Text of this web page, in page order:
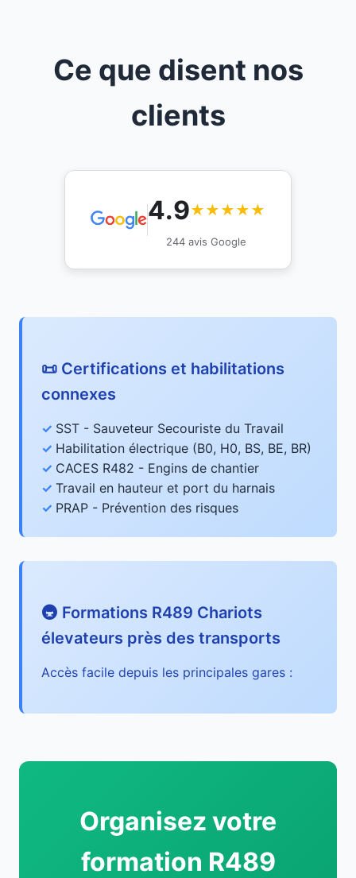
Ce que disent nos
clients
4.9★★★★★
244 avis Google
📜 Certifications et habilitations
connexes
SST - Sauveteur Secouriste du Travail
Habilitation électrique (B0, H0, BS, BE, BR)
CACES R482 - Engins de chantier
Travail en hauteur et port du harnais
PRAP - Prévention des risques
🚇 Formations R489 Chariots
élevateurs près des transports
Accès facile depuis les principales gares :
Organisez votre
formation R489